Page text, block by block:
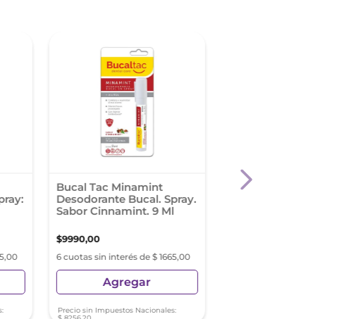
Bucal Tac Minamint
Desodorante Bucal. Spray.
Sabor Cinnamint. 9 Ml
$9990,00
6 cuotas sin interés de $ 1665,00
Agregar
Precio sin Impuestos Nacionales:
Dentifix Crema